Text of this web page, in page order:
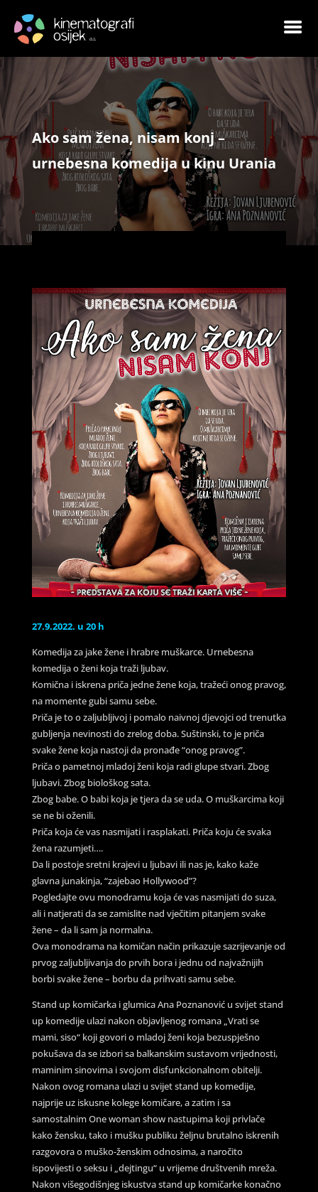
Ako sam žena, nisam konj –
urnebesna komedija u kinu Urania
27.9.2022. u 20 h
Komedija za jake žene i hrabre muškarce. Urnebesna
komedija o ženi koja traži ljubav.
Komična i iskrena priča jedne žene koja, tražeći onog pravog,
na momente gubi samu sebe.
Priča je to o zaljubljivoj i pomalo naivnoj djevojci od trenutka
gubljenja nevinosti do zrelog doba. Suštinski, to je priča
svake žene koja nastoji da pronađe “onog pravog”.
Priča o pametnoj mladoj ženi koja radi glupe stvari. Zbog
ljubavi. Zbog biološkog sata.
Zbog babe. O babi koja je tjera da se uda. O muškarcima koji
se ne bi oženili.
Priča koja će vas nasmijati i rasplakati. Priča koju će svaka
žena razumjeti….
Da li postoje sretni krajevi u ljubavi ili nas je, kako kaže
glavna junakinja, “zajebao Hollywood”?
Pogledajte ovu monodramu koja će vas nasmijati do suza,
ali i natjerati da se zamislite nad vječitim pitanjem svake
žene – da li sam ja normalna.
Ova monodrama na komičan način prikazuje sazrijevanje od
prvog zaljubljivanja do prvih bora i jednu od najvažnijih
borbi svake žene – borbu da prihvati samu sebe.
Stand up komičarka i glumica Ana Poznanović u svijet stand
up komedije ulazi nakon objavljenog romana „Vrati se
mami, siso“ koji govori o mladoj ženi koja bezuspješno
pokušava da se izbori sa balkanskim sustavom vrijednosti,
maminim sinovima i svojom disfunkcionalnom obitelji.
Nakon ovog romana ulazi u svijet stand up komedije,
najprije uz iskusne kolege komičare, a zatim i sa
samostalnim One woman show nastupima koji privlače
kako žensku, tako i mušku publiku željnu brutalno iskrenih
razgovora o muško-ženskim odnosima, a naročito
ispovijesti o seksu i „dejtingu“ u vrijeme društvenih mreža.
Nakon višegodišnjeg iskustva stand up komičarke konačno